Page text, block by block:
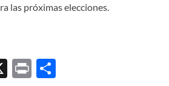
las próximas elecciones.
X
P